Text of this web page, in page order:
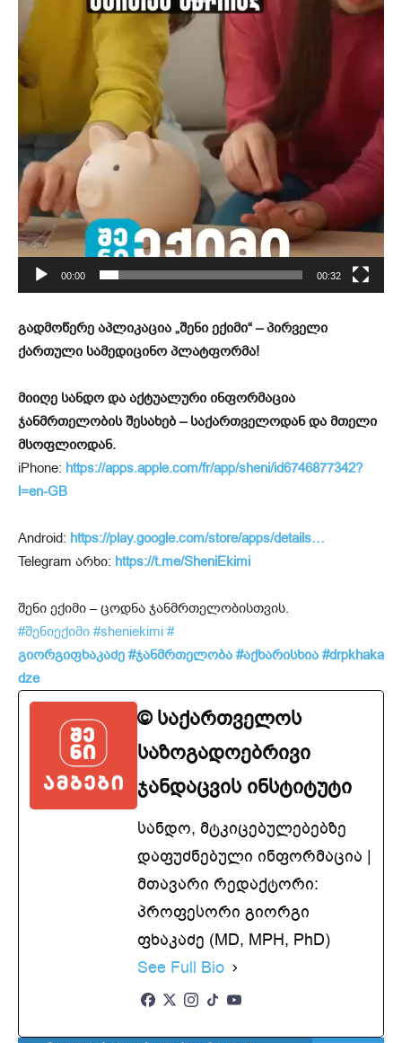
00:00 00:32
გადმოწერე აპლიკაცია „შენი ექიმი“ – პირველი
ქართული სამედიცინო პლატფორმა!
მიიღე სანდო და აქტუალური ინფორმაცია
ჯანმრთელობის შესახებ – საქართველოდან და მთელი
მსოფლიოდან.
iPhone: https://apps.apple.com/fr/app/sheni/id6746877342?
l=en-GB
Android: https://play.google.com/store/apps/details…
Telegram არხი: https://t.me/SheniEkimi
შენი ექიმი – ცოდნა ჯანმრთელობისთვის.
#შენიექიმი #sheniekimi #
გიორგიფხაკაძე #ჯანმრთელობა #აქხარისხია #drpkhaka
dze
© საქართველოს
საზოგადოებრივი
ჯანდაცვის ინსტიტუტი
სანდო, მტკიცებულებებზე
დაფუძნებული ინფორმაცია |
მთავარი რედაქტორი:
პროფესორი გიორგი
ფხაკაძე (MD, MPH, PhD)
See Full Bio